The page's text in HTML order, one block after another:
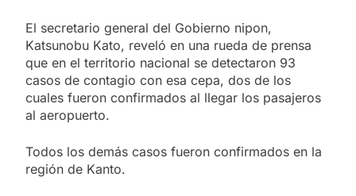
El secretario general del Gobierno nipon,
Katsunobu Kato, reveló en una rueda de prensa
que en el territorio nacional se detectaron 93
casos de contagio con esa cepa, dos de los
cuales fueron confirmados al llegar los pasajeros
al aeropuerto.
Todos los demás casos fueron confirmados en la
región de Kanto.